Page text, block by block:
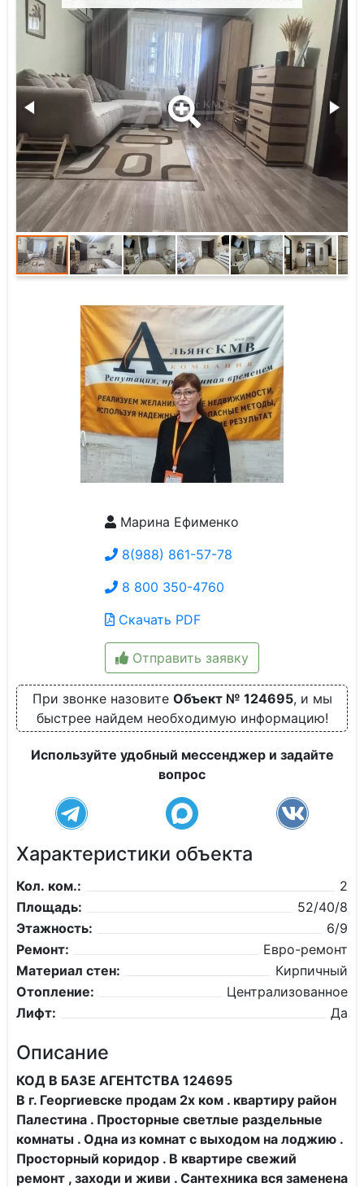
Марина Ефименко
8(988) 861-57-78
8 800 350-4760
Скачать PDF
Отправить заявку
При звонке назовите Объект № 124695, и мы
быстрее найдем необходимую информацию!
Используйте удобный мессенджер и задайте
вопрос
Характеристики объекта
Кол. ком.:
2
Площадь:
52/40/8
Этажность:
6/9
Ремонт:
Евро-ремонт
Материал стен:
Кирпичный
Отопление:
Централизованное
Лифт:
Да
Описание
КОД В БАЗЕ АГЕНТСТВА 124695
В г. Георгиевске продам 2х ком . квартиру район
Палестина . Просторные светлые раздельные
комнаты . Одна из комнат с выходом на лоджию .
Просторный коридор . В квартире свежий
ремонт , заходи и живи . Сантехника вся заменена